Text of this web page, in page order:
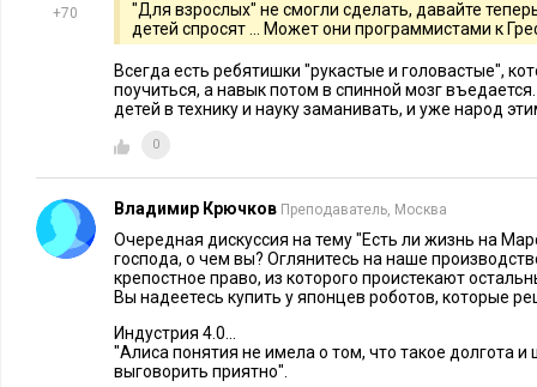
заказчиков.
+70
"Для взрослых" не смогли сделать, давайте
детей спросят ... Может они программистами к
Всегда есть ребятишки "рукастые и головастые",
поучиться, а навык потом в спинной мозг
детей в технику и науку заманивать, и уже народ
0
Владимир Крючков Преподаватель, Москва
Очередная дискуссия на тему "Есть ли жизнь на
господа, о чем вы? Оглянитесь на наше
крепостное право, из которого проистекают
Вы надеетесь купить у японцев роботов, которые
Индустрия 4.0...
"Алиса понятия не имела о том, что такое долгота и
выговорить приятно".